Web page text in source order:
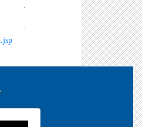
·
·